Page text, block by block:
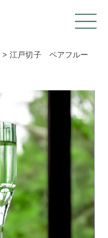
>江戸切子 ペアフルー